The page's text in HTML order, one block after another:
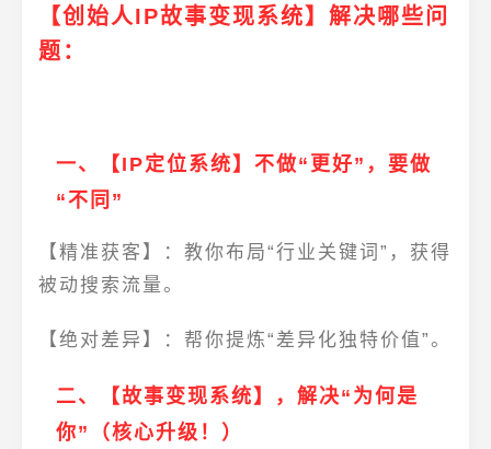
【创始人IP故事变现系统】解决哪些问
题：
一、【IP定位系统】不做“更好”，要做
“不同”
【精准获客】
：教你布局“行业关键词”，获得
被动搜索流量。
【绝对差异】 ：帮你提炼“差异化独特价值”。
二、【故事变现系统】，解决“为何是
你”（核心升级！）